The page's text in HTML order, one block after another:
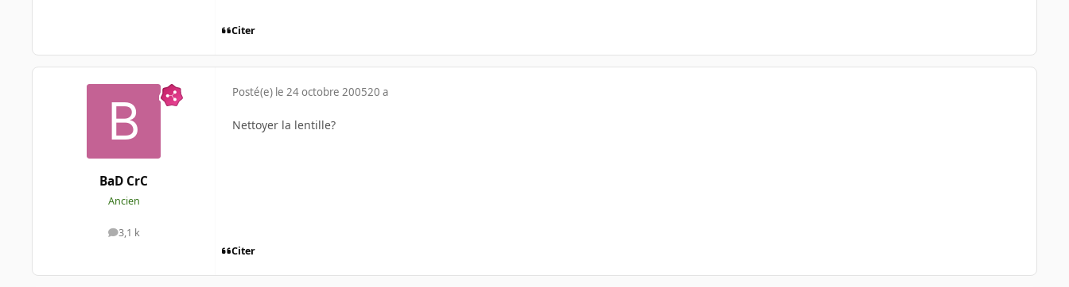
Citer
BaD CrC
Ancien
3,1 k
messages
Posté(e) le 24 octobre 200520 a
Nettoyer la lentille?
Citer